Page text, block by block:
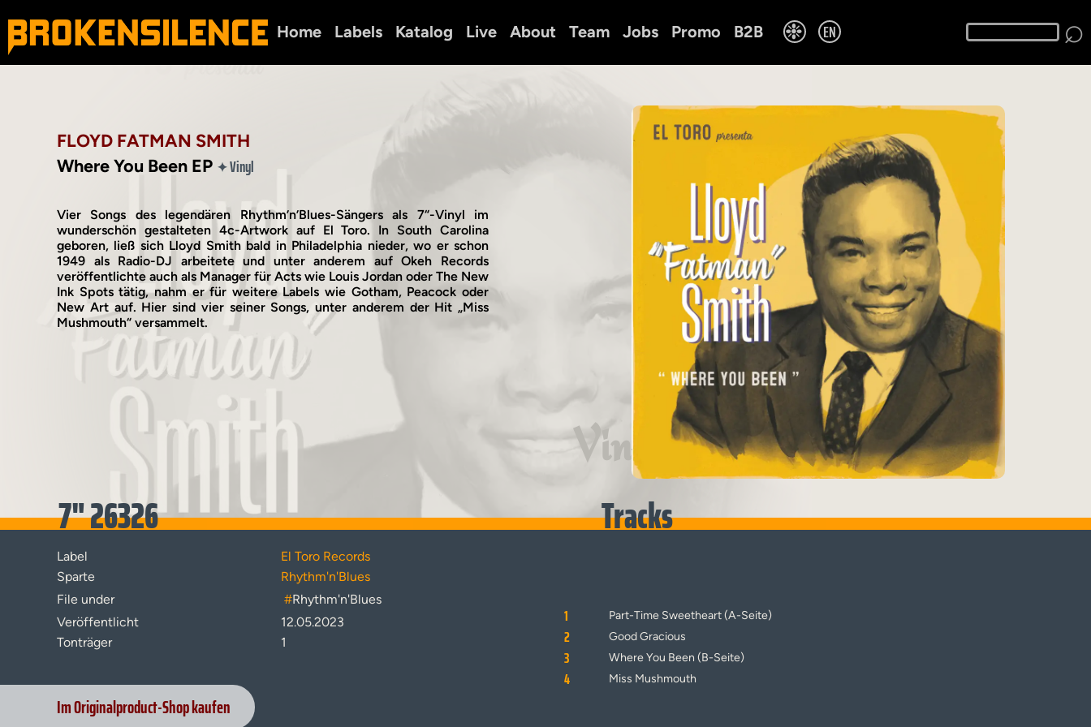
Vinyl
Home Labels Katalog Live About Team Jobs Promo B2B ❉ EN ⌕
FLOYD FATMAN SMITH
Where You Been EP ✦Vinyl
Vier Songs des legendären Rhythm’n’Blues-Sängers als 7“-Vinyl im
wunderschön gestalteten 4c-Artwork auf El Toro. In South Carolina
geboren, ließ sich Lloyd Smith bald in Philadelphia nieder, wo er schon
1949 als Radio-DJ arbeitete und unter anderem auf Okeh Records
veröffentlichte auch als Manager für Acts wie Louis Jordan oder The New
Ink Spots tätig, nahm er für weitere Labels wie Gotham, Peacock oder
New Art auf. Hier sind vier seiner Songs, unter anderem der Hit „Miss
Mushmouth“ versammelt.
7" 26326 Tracks
Label
El Toro Records
Sparte
Rhythm'n'Blues
File under
#Rhythm'n'Blues
Veröffentlicht
12.05.2023
Tonträger
1
Im Originalproduct-Shop kaufen
1 Part-Time Sweetheart (A-Seite)
2 Good Gracious
3 Where You Been (B-Seite)
4 Miss Mushmouth